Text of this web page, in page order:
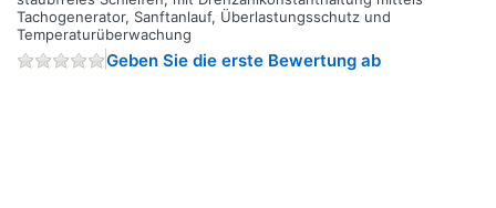
Tachogenerator, Sanftanlauf, Überlastungsschutz und
Temperaturüberwachung
Geben Sie die erste Bewertung ab